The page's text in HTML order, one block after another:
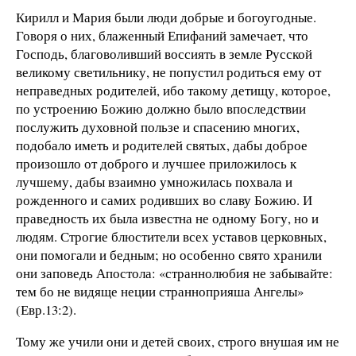
Кирилл и Мария были люди добрые и богоугодные.
Говоря о них, блаженный Епифаний замечает, что
Господь, благоволивший воссиять в земле Русской
великому светильнику, не попустил родиться ему от
неправедных родителей, ибо такому детищу, которое,
по устроению Божию должно было впоследствии
послужить духовной пользе и спасению многих,
подобало иметь и родителей святых, дабы доброе
произошло от доброго и лучшее приложилось к
лучшему, дабы взаимно умножилась похвала и
рожденного и самих родивших во славу Божию. И
праведность их была известна не одному Богу, но и
людям. Строгие блюстители всех уставов церковных,
они помогали и бедным; но особенно свято хранили
они заповедь Апостола: «страннолюбия не забывайте:
тем бо не видяще неции странноприяша Ангелы»
(Евр.13:2).
Тому же учили они и детей своих, строго внушая им не